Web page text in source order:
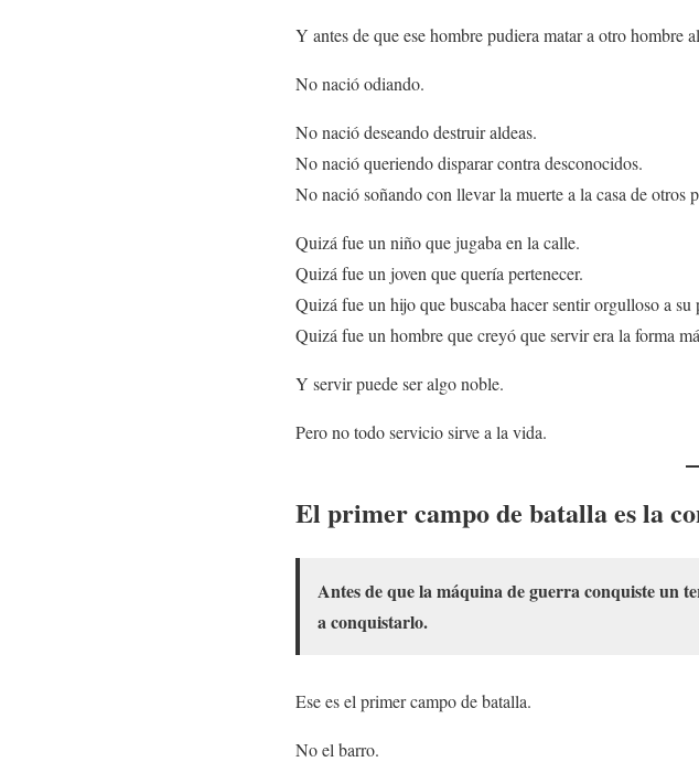
Y antes de que ese hombre pudiera matar a otro hombre
No nació odiando.
No nació deseando destruir aldeas.
No nació queriendo disparar contra desconocidos.
No nació soñando con llevar la muerte a la casa de otros
Quizá fue un niño que jugaba en la calle.
Quizá fue un joven que quería pertenecer.
Quizá fue un hijo que buscaba hacer sentir orgulloso a su
Quizá fue un hombre que creyó que servir era la forma
Y servir puede ser algo noble.
Pero no todo servicio sirve a la vida.
El primer campo de batalla es la
Antes de que la máquina de guerra conquiste un
a conquistarlo.
Ese es el primer campo de batalla.
No el barro.